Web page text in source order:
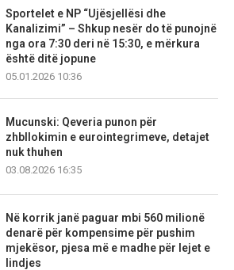
Sportelet e NP “Ujësjellësi dhe
Kanalizimi” – Shkup nesër do të punojnë
nga ora 7:30 deri në 15:30, e mërkura
është ditë jopune
05.01.2026 10:36
Mucunski: Qeveria punon për
zhbllokimin e eurointegrimeve, detajet
nuk thuhen
03.08.2026 16:35
Në korrik janë paguar mbi 560 milionë
denarë për kompensime për pushim
mjekësor, pjesa më e madhe për lejet e
lindjes